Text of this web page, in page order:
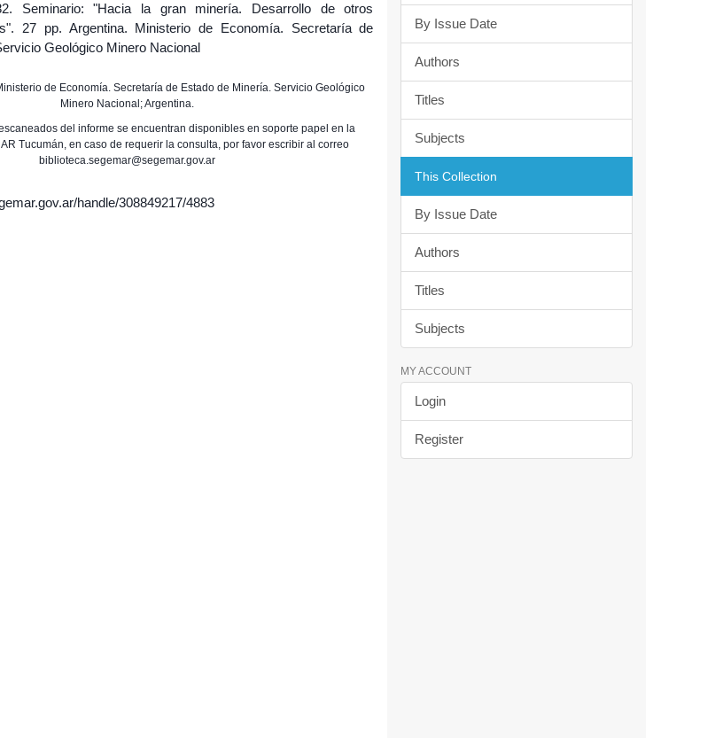
Seminario: "Hacia la gran minería. Desarrollo de otros
27 pp. Argentina. Ministerio de Economía. Secretaría de
Geológico Minero Nacional
de Economía. Secretaría de Estado de Minería. Servicio Geológico
Minero Nacional; Argentina.
del informe se encuentran disponibles en soporte papel en la
Tucumán, en caso de requerir la consulta, por favor escribir al correo
biblioteca.segemar@segemar.gov.ar
handle/308849217/4883
By Issue Date
Authors
Titles
Subjects
This Collection
By Issue Date
Authors
Titles
Subjects
MY ACCOUNT
Login
Register